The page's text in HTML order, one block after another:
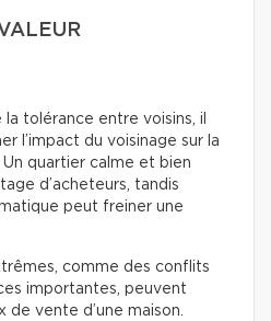
la tolérance entre voisins, il
l’impact du voisinage sur la
quartier calme et bien
d’acheteurs, tandis
peut freiner une
comme des conflits
importantes, peuvent
de vente d’une maison.